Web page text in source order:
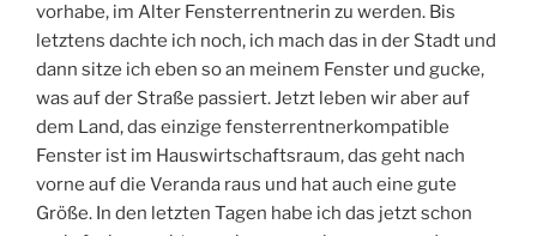
vorhabe, im Alter Fensterrentnerin zu werden. Bis
letztens dachte ich noch, ich mach das in der Stadt und
dann sitze ich eben so an meinem Fenster und gucke,
was auf der Straße passiert. Jetzt leben wir aber auf
dem Land, das einzige fensterrentnerkompatible
Fenster ist im Hauswirtschaftsraum, das geht nach
vorne auf die Veranda raus und hat auch eine gute
Größe. In den letzten Tagen habe ich das jetzt schon